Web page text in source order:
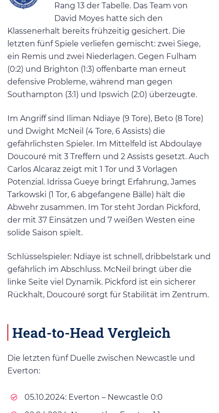
Rang 13 der Tabelle. Das Team von
David Moyes hatte sich den
Klassenerhalt bereits frühzeitig gesichert. Die
letzten fünf Spiele verliefen gemischt: zwei Siege,
ein Remis und zwei Niederlagen. Gegen Fulham
(0:2) und Brighton (1:3) offenbarte man erneut
defensive Probleme, während man gegen
Southampton (3:1) und Ipswich (2:0) überzeugte.
Im Angriff sind Iliman Ndiaye (9 Tore), Beto (8 Tore)
und Dwight McNeil (4 Tore, 6 Assists) die
gefährlichsten Spieler. Im Mittelfeld ist Abdoulaye
Doucouré mit 3 Treffern und 2 Assists gesetzt. Auch
Carlos Alcaraz zeigt mit 1 Tor und 3 Vorlagen
Potenzial. Idrissa Gueye bringt Erfahrung, James
Tarkowski (1 Tor, 6 abgefangene Bälle) hält die
Abwehr zusammen. Im Tor steht Jordan Pickford,
der mit 37 Einsätzen und 7 weißen Westen eine
solide Saison spielt.
Schlüsselspieler: Ndiaye ist schnell, dribbelstark und
gefährlich im Abschluss. McNeil bringt über die
linke Seite viel Dynamik. Pickford ist ein sicherer
Rückhalt, Doucouré sorgt für Stabilität im Zentrum.
Head-to-Head Vergleich
Die letzten fünf Duelle zwischen Newcastle und
Everton:
05.10.2024: Everton – Newcastle 0:0